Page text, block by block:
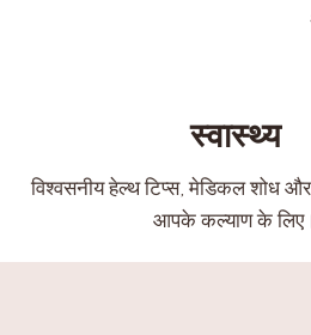
स्वास्थ्य
विश्वसनीय हेल्थ टिप्स, मेडिकल शोध और
आपके कल्याण के